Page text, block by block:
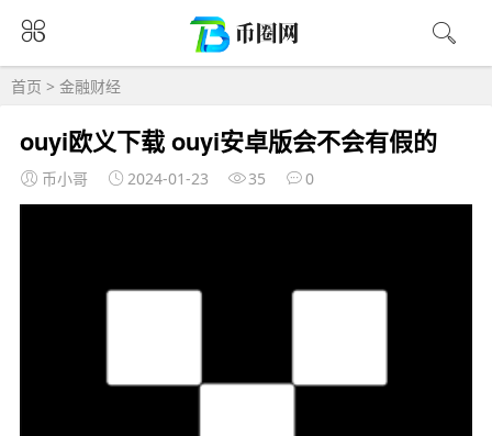
首页 > 金融财经
ouyi欧义下载 ouyi安卓版会不会有假的
币小哥 2024-01-23 35 0